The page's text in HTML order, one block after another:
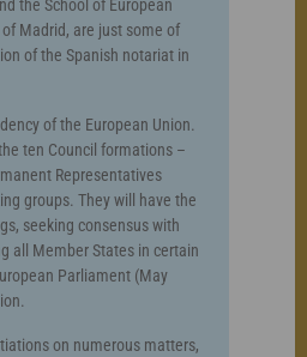
the School of European
Madrid, are just some of
of the Spanish notariat in
of the European Union.
ten Council formations –
Representatives
groups. They will have the
seeking consensus with
all Member States in certain
Parliament (May
on numerous matters,